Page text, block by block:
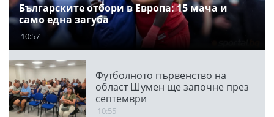
Българските отбори в Европа: 15 мача и
само една загуба
10:57
Футболното първенство на
област Шумен ще започне през
септември
10:55